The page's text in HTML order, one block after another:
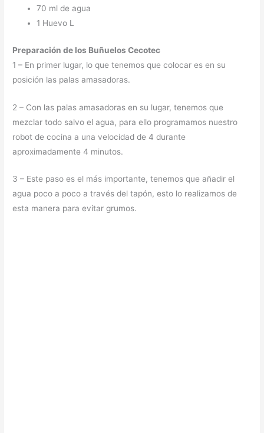
70 ml de agua
1 Huevo L
Preparación de los Buñuelos Cecotec
1 – En primer lugar, lo que tenemos que colocar es en su
posición las palas amasadoras.
2 – Con las palas amasadoras en su lugar, tenemos que
mezclar todo salvo el agua, para ello programamos nuestro
robot de cocina a una velocidad de 4 durante
aproximadamente 4 minutos.
3 – Este paso es el más importante, tenemos que añadir el
agua poco a poco a través del tapón, esto lo realizamos de
esta manera para evitar grumos.